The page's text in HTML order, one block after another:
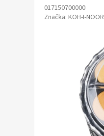
017150700000
Značka: KOH-I-NOOR